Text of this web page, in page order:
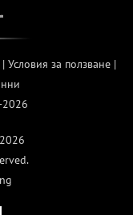
Условия за ползване|